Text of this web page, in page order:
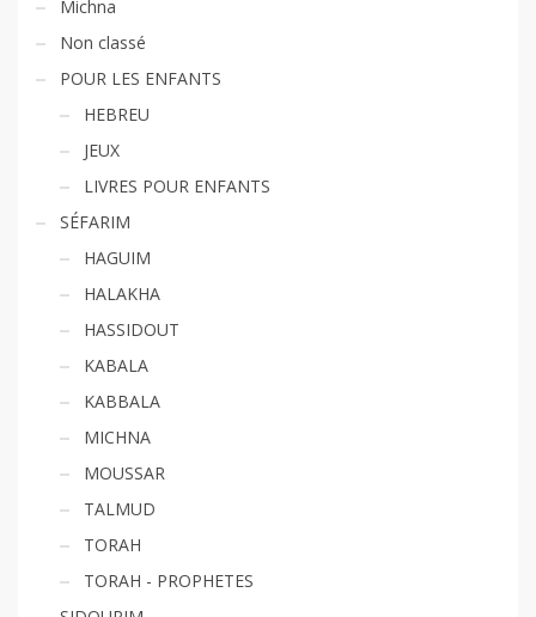
Michna
Non classé
POUR LES ENFANTS
HEBREU
JEUX
LIVRES POUR ENFANTS
SÉFARIM
HAGUIM
HALAKHA
HASSIDOUT
KABALA
KABBALA
MICHNA
MOUSSAR
TALMUD
TORAH
TORAH - PROPHETES